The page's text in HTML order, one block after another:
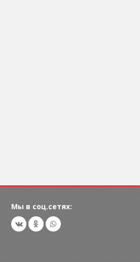
Мы в соц.сетях: